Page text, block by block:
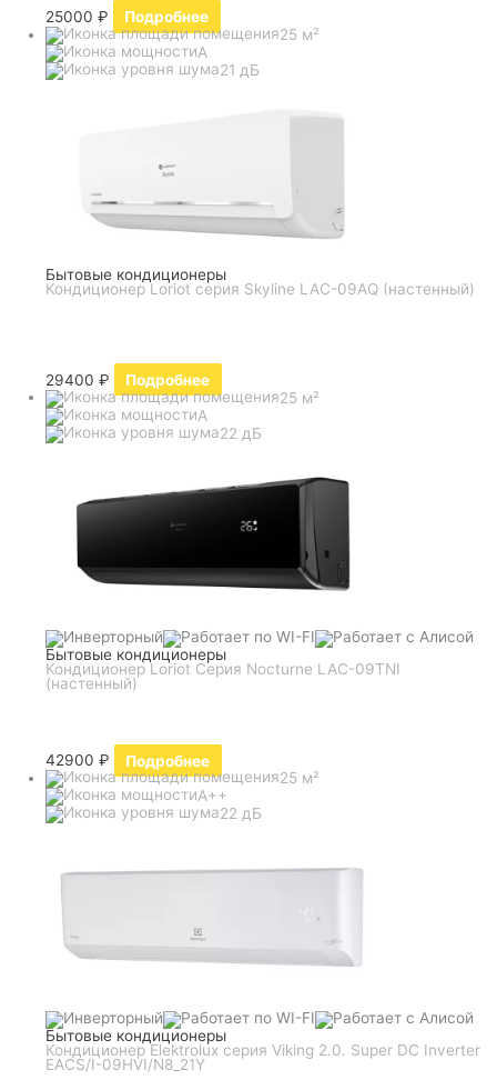
25000₽
Подробнее
25 м²
A
21 дБ
Бытовые кондиционеры
Кондиционер Loriot серия Skyline LAC-09AQ (настенный)
29400₽
Подробнее
25 м²
A
22 дБ
Бытовые кондиционеры
Кондиционер Loriot Серия Nocturne LAC-09TNI
(настенный)
42900₽
Подробнее
25 м²
A++
22 дБ
Бытовые кондиционеры
Кондиционер Elektrolux серия Viking 2.0. Super DC Inverter
EACS/I-09HVI/N8_21Y